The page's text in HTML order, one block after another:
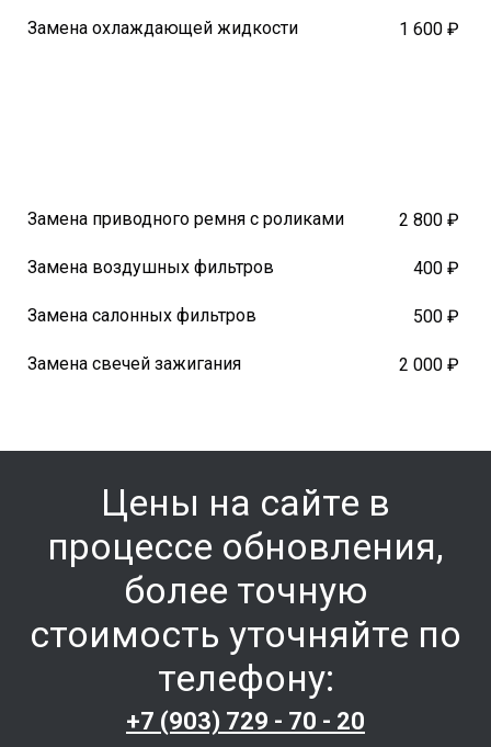
Замена охлаждающей жидкости 1 600 ₽
Замена приводного ремня с роликами 2 800 ₽
Замена воздушных фильтров 400 ₽
Замена салонных фильтров 500 ₽
Замена свечей зажигания 2 000 ₽
Цены на сайте в
процессе обновления,
более точную
стоимость уточняйте по
телефону:
+7 (903) 729 - 70 - 20